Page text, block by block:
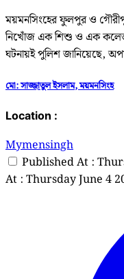
ময়মনসিংহের ফুলপুর ও
নিখোঁজ এক শিশু ও এক
ঘটনায়ই পুলিশ জানিয়েছে,
মো: সাজ্জাতুল ইসলাম, ময়মনসিংহ
Location :
Mymensingh
Published At :
At : Thursday June 4